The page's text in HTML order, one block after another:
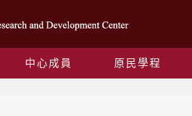
中心成員 原民學程